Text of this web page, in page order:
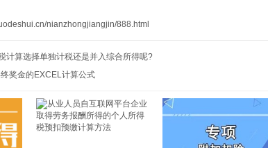
nianzhongjiangjin/888.html
计算选择单独计税还是并入综合所得呢?
奖金的EXCEL计算公式